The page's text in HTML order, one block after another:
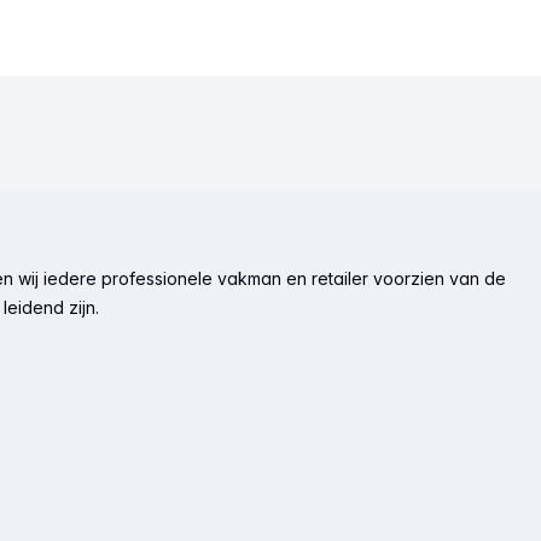
wij iedere professionele vakman en retailer voorzien van de
zijn.